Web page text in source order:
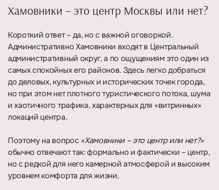
Хамовники – это центр Москвы или нет?
Короткий ответ – да, но с важной оговоркой.
Административно Хамовники входят в Центральный
административный округ, а по ощущениям это один из
самых спокойных его районов. Здесь легко добраться
до деловых, культурных и исторических точек города,
но при этом нет плотного туристического потока, шума
и хаотичного трафика, характерных для «витринных»
локаций центра.
Поэтому на вопрос «Хамовники – это центр или нет?»
обычно отвечают так: формально и фактически – центр,
но с редкой для него камерной атмосферой и высоким
уровнем комфорта для жизни.